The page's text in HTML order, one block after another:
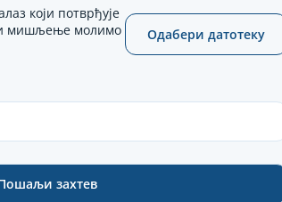
који потврђује
мишљење молимо
Одабери датотеку